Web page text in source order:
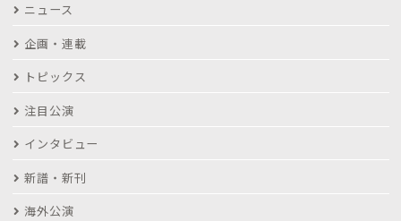
ニュース
企画・連載
トピックス
注目公演
インタビュー
新譜・新刊
海外公演